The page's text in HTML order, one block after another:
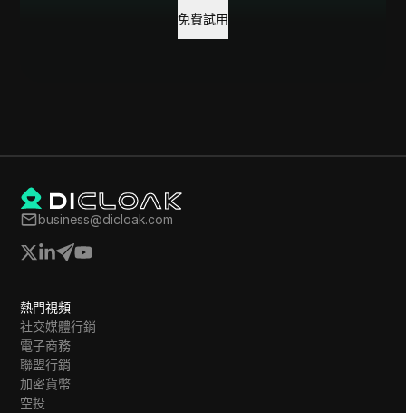
免費試用
business@dicloak.com
熱門視頻
社交媒體行銷
電子商務
聯盟行銷
加密貨幣
空投